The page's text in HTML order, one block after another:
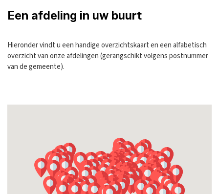
Een afdeling in uw buurt
Hieronder vindt u een handige overzichtskaart en een alfabetisch
overzicht van onze afdelingen (gerangschikt volgens postnummer
van de gemeente).